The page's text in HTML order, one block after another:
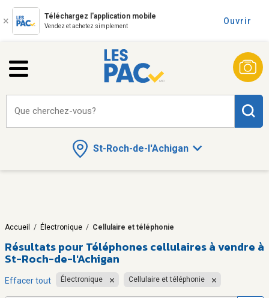
Téléchargez l'application mobile
Vendez et achetez simplement
Ouvrir
St-Roch-de-l'Achigan
Que cherchez-vous?
Accueil / Électronique / Cellulaire et téléphonie
Résultats pour Téléphones cellulaires à vendre à
St-Roch-de-l'Achigan
Effacer tout Électronique Cellulaire et téléphonie